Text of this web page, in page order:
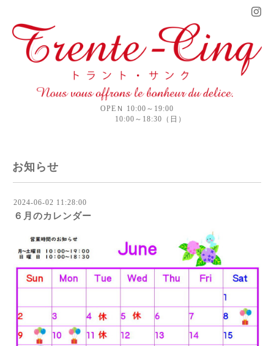
OPEＮ 10:00～19:00
10:00～18:30（日）
お知らせ
2024-06-02 11:28:00
６月のカレンダー